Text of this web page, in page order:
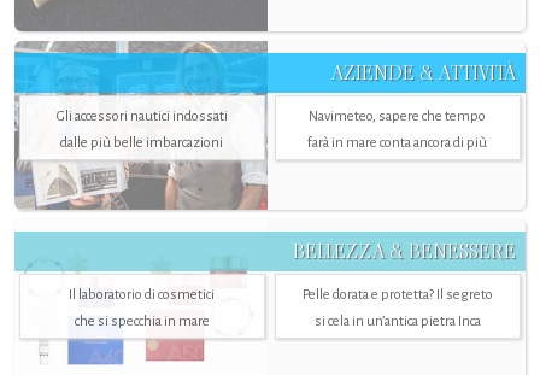
AZIENDE & ATTIVITÀ
Gli accessori nautici indossati
dalle più belle imbarcazioni
Navimeteo, sapere che tempo
farà in mare conta ancora di più
BELLEZZA & BENESSERE
Il laboratorio di cosmetici
che si specchia in mare
Pelle dorata e protetta? Il segreto
si cela in un’antica pietra Inca